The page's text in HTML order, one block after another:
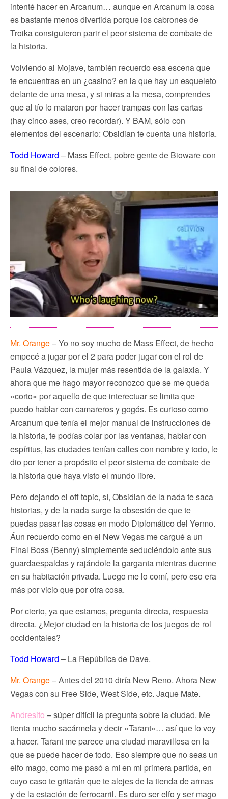
intenté hacer en Arcanum… aunque en Arcanum la cosa
es bastante menos divertida porque los cabrones de
Troika consiguieron parir el peor sistema de combate de
la historia.
Volviendo al Mojave, también recuerdo esa escena que
te encuentras en un ¿casino? en la que hay un esqueleto
delante de una mesa, y si miras a la mesa, comprendes
que al tío lo mataron por hacer trampas con las cartas
(hay cinco ases, creo recordar). Y BAM, sólo con
elementos del escenario: Obsidian te cuenta una historia.
Todd Howard – Mass Effect, pobre gente de Bioware con
su final de colores.
Mr. Orange– Yo no soy mucho de Mass Effect, de hecho
empecé a jugar por el 2 para poder jugar con el rol de
Paula Vázquez, la mujer más resentida de la galaxia. Y
ahora que me hago mayor reconozco que se me queda
«corto» por aquello de que interectuar se limita que
puedo hablar con camareros y gogós. Es curioso como
Arcanum que tenía el mejor manual de instrucciones de
la historia, te podías colar por las ventanas, hablar con
espíritus, las ciudades tenían calles con nombre y todo, le
dio por tener a propósito el peor sistema de combate de
la historia que haya visto el mundo libre.
Pero dejando el off topic, sí, Obsidian de la nada te saca
historias, y de la nada surge la obsesión de que te
puedas pasar las cosas en modo Diplomático del Yermo.
Áun recuerdo como en el New Vegas me cargué a un
Final Boss (Benny) simplemente seduciéndolo ante sus
guardaespaldas y rajándole la garganta mientras duerme
en su habitación privada. Luego me lo comí, pero eso era
más por vicio que por otra cosa.
Por cierto, ya que estamos, pregunta directa, respuesta
directa. ¿Mejor ciudad en la historia de los juegos de rol
occidentales?
Todd Howard – La República de Dave.
Mr. Orange– Antes del 2010 diría New Reno. Ahora New
Vegas con su Free Side, West Side, etc. Jaque Mate.
Andresito – súper difícil la pregunta sobre la ciudad. Me
tienta mucho sacármela y decir «Tarant»… así que lo voy
a hacer. Tarant me parece una ciudad maravillosa en la
que se puede hacer de todo. Eso siempre que no seas un
elfo mago, como me pasó a mí en mi primera partida, en
cuyo caso te gritarán que te alejes de la tienda de armas
y de la estación de ferrocarril. Es duro ser elfo y ser mago